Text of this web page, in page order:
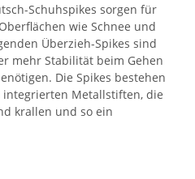
Schuhspikes sorgen für
wie Schnee und
Überzieh-Spikes sind
mehr Stabilität beim Gehen
Die Spikes bestehen
Metallstiften, die
krallen und so ein